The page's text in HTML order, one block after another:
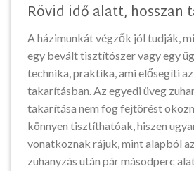
Rövid idő alatt, hosszan
A házimunkát végzők jól tudják,
egy bevált tisztítószer vagy egy
technika, praktika, ami elősegíti
takarításban. Az egyedi üveg
takarítása nem fog fejtörést
könnyen tisztíthatóak, hiszen
vonatkoznak rájuk, mint alapból
zuhanyzás után pár másodperc